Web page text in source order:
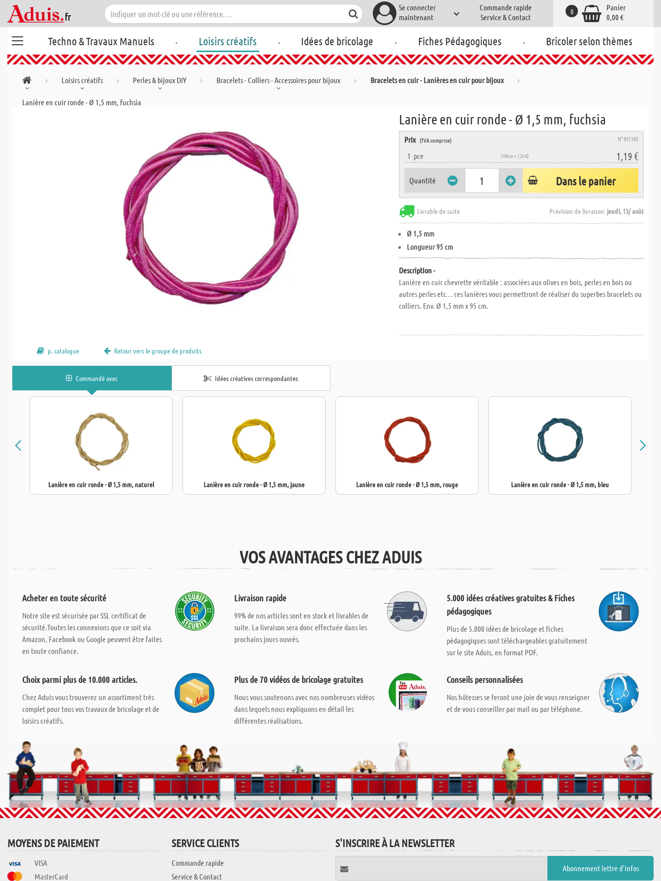
Se connecter
maintenant
Commande rapide
Service & Contact
Panier
0,00 €
0
Techno & Travaux Manuels . Loisirs créatifs . Idées de bricolage . Fiches Pédagogiques . Bricoler selon thèmes
Loisirs créatifs Perles & bijoux DIY Bracelets - Colliers - Accessoires pour bijoux Bracelets en cuir - Lanières en cuir pour bijoux
Lanière en cuir ronde - Ø 1,5 mm, fuchsia
Lanière en cuir ronde - Ø 1,5 mm, fuchsia
Prix (TVA comprise) N° 921185
1 pce (100cm = 1,25 €) 1,19 €
Quantité Dans le panier
Livrable de suite Prévision de livraison: jeudi, 13/ août
Ø 1,5 mm
Longueur 95 cm
Description -
Lanière en cuir chevrette véritable : associées aux olives en bois, perles en bois ou
autres perles etc… ces lanières vous permettront de réaliser du superbes bracelets ou
colliers. Env. Ø 1,5 mm x 95 cm.
p. catalogue Retour vers le groupe de produits
Commandé avec Idées créatives correspondantes
Lanière en cuir ronde - Ø 1,5 mm, naturel Lanière en cuir ronde - Ø 1,5 mm, jaune Lanière en cuir ronde - Ø 1,5 mm, rouge Lanière en cuir ronde - Ø 1,5 mm, bleu
VOS AVANTAGES CHEZ ADUIS
Acheter en toute sécurité
Notre site est sécurisée par SSL certificat de
sécurité.Toutes les connexions que ce soit via
Amazon, Facebook ou Google peuvent être faites
en toute confiance.
Livraison rapide
99% de nos articles sont en stock et livrables de
suite. La livraison sera donc effectuée dans les
prochains jours ouvrés.
5.000 idées créatives gratuites & Fiches
pédagogiques
Plus de 5.000 idées de bricolage et fiches
pédagogiques sont téléchargeables gratuitement
sur le site Aduis, en format PDF.
Choix parmi plus de 10.000 articles.
Chez Aduis vous trouverez un assortiment très
complet pour tous vos travaux de bricolage et de
loisirs créatifs.
Plus de 70 vidéos de bricolage gratuites
Nous vous soutenons avec nos nombreuses vidéos
dans lequels nous expliquons en détail les
différentes réalisations.
Conseils personnalisées
Nos hôtesses se feront une joie de vous renseigner
et de vous conseiller par mail ou par téléphone.
MOYENS DE PAIEMENT
VISA
MasterCard
SERVICE CLIENTS
Commande rapide
Service & Contact
S'INSCRIRE À LA NEWSLETTER